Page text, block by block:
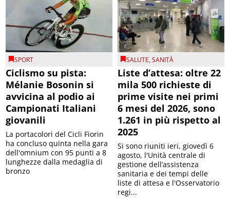
SPORT
Ciclismo su pista:
Mélanie Bosonin si
avvicina al podio ai
Campionati Italiani
giovanili
La portacolori del Cicli Fiorin
ha concluso quinta nella gara
dell'omnium con 95 punti a 8
lunghezze dalla medaglia di
bronzo
SALUTE,SANITÀ
Liste d’attesa: oltre 22
mila 500 richieste di
prime visite nei primi
6 mesi del 2026, sono
1.261 in più rispetto al
2025
Si sono riuniti ieri, giovedì 6
agosto, l'Unità centrale di
gestione dell’assistenza
sanitaria e dei tempi delle
liste di attesa e l'Osservatorio
regi...